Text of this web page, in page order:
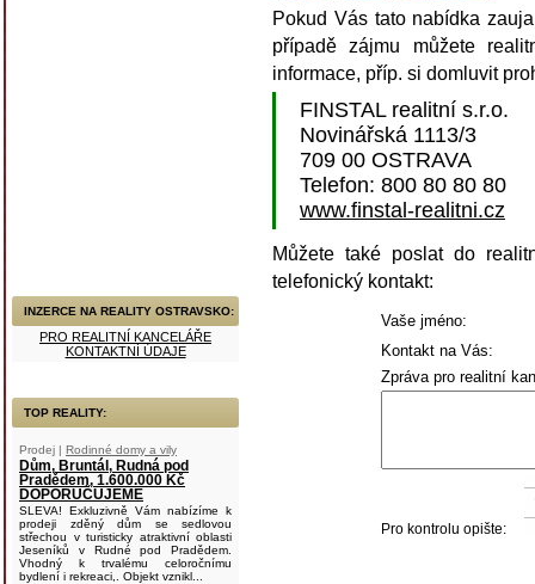
INZERCE NA REALITY OSTRAVSKO:
PRO REALITNÍ KANCELÁŘE
KONTAKTNÍ ÚDAJE
TOP REALITY:
Prodej | Rodinné domy a vily
Dům, Bruntál, Rudná pod
Pradědem, 1.600.000 Kč
DOPORUČUJEME
SLEVA! Exkluzivně Vám nabízíme k
prodeji zděný dům se sedlovou
střechou v turisticky atraktivní oblasti
Jeseníků v Rudné pod Pradědem.
Vhodný k trvalému celoročnímu
bydlení i rekreaci,. Objekt vznikl...
Pokud Vás tato nabídka
případě zájmu můžete
informace, příp. si domluvit
FINSTAL realitní s.r.o.
Novinářská 1113/3
709 00 OSTRAVA
Telefon: 800 80 80 80
www.finstal-realitni.cz
Můžete také poslat do
telefonický kontakt:
Vaše jméno:
Kontakt na Vás:
Zpráva pro realitní
Pro kontrolu opište: